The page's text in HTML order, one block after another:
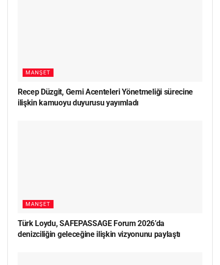
MANŞET
Recep Düzgit, Gemi Acenteleri Yönetmeliği sürecine
ilişkin kamuoyu duyurusu yayımladı
MANŞET
Türk Loydu, SAFEPASSAGE Forum 2026’da
denizciliğin geleceğine ilişkin vizyonunu paylaştı